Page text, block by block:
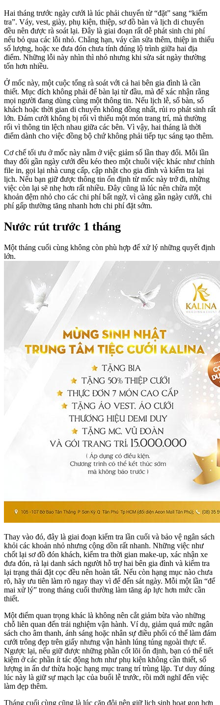
Hai tháng trước ngày cưới là lúc phải chuyển từ “đặt” sang “kiểm
tra”. Váy, vest, giày, phụ kiện, thiệp, sơ đồ bàn và lịch di chuyển
đều nên được rà soát lại. Đây là giai đoạn rất dễ phát sinh chi phí
nếu bỏ qua các lỗi nhỏ. Chẳng hạn, váy cần sửa thêm, thiệp in thiếu
số lượng, hoặc xe đưa đón chưa tính đúng lộ trình giữa hai địa
điểm. Những lỗi này nhìn thì nhỏ nhưng khi sửa sát ngày thường
tốn hơn nhiều.
Ở mốc này, một cuộc tổng rà soát với cả hai bên gia đình là cần
thiết. Mục đích không phải để bàn lại từ đầu, mà để xác nhận rằng
mọi người đang dùng cùng một thông tin. Nếu lịch lễ, số bàn, số
khách hoặc thời gian di chuyển không đồng nhất, rủi ro phát sinh rất
lớn. Đám cưới không bị rối vì thiếu một món trang trí, mà thường
rối vì thông tin lệch nhau giữa các bên. Vì vậy, hai tháng là thời
điểm dành cho việc đồng bộ chứ không phải tiếp tục sáng tạo thêm.
Cơ chế tối ưu ở mốc này nằm ở việc giảm số lần thay đổi. Mỗi lần
thay đổi gần ngày cưới đều kéo theo một chuỗi việc khác như chỉnh
file in, gọi lại nhà cung cấp, cập nhật cho gia đình và kiểm tra lại
lịch. Nếu bạn giữ được thông tin ổn định từ mốc này trở đi, những
việc còn lại sẽ nhẹ hơn rất nhiều. Đây cũng là lúc nên chừa một
khoản đệm nhỏ cho các chi phí bất ngờ, vì càng gần ngày cưới, chi
phí gấp thường tăng nhanh hơn chi phí đặt sớm.
Nước rút trước 1 tháng
Một tháng cuối cùng không còn phù hợp để xử lý những quyết định
lớn.
Thay vào đó, đây là giai đoạn kiểm tra lần cuối và bảo vệ ngân sách
khỏi các khoản nhỏ nhưng cộng dồn rất nhanh. Những việc như
chốt lại sơ đồ đón khách, kiểm tra thời gian make-up, xác nhận xe
đưa đón, rà lại danh sách người hỗ trợ hai bên gia đình và kiểm tra
lại trạng thái đặt cọc đều nên hoàn tất. Nếu còn hạng mục nào chưa
rõ, hãy ưu tiên làm rõ ngay thay vì để đến sát ngày. Mỗi một lần “để
mai xử lý” trong tháng cuối thường làm tăng áp lực hơn mức cần
thiết.
Một điểm quan trọng khác là không nên cắt giảm bừa vào những
chỗ liên quan đến trải nghiệm vận hành. Ví dụ, giảm quá mức ngân
sách cho âm thanh, ánh sáng hoặc nhân sự điều phối có thể làm đám
cưới trông đẹp trên giấy nhưng vận hành lúng túng ngoài thực tế.
Ngược lại, nếu giữ được những phần cốt lõi ổn định, bạn có thể tiết
kiệm ở các phần ít tác động hơn như phụ kiện không cần thiết, số
lượng in ấn dư thừa hoặc hạng mục trang trí trùng lặp. Tư duy đúng
lúc này là giữ sự mạch lạc của buổi lễ trước, rồi mới nghĩ đến việc
làm đẹp thêm.
Tháng cuối cùng cũng là lúc cặp đôi nên giữ lịch sinh hoạt gọn hơn